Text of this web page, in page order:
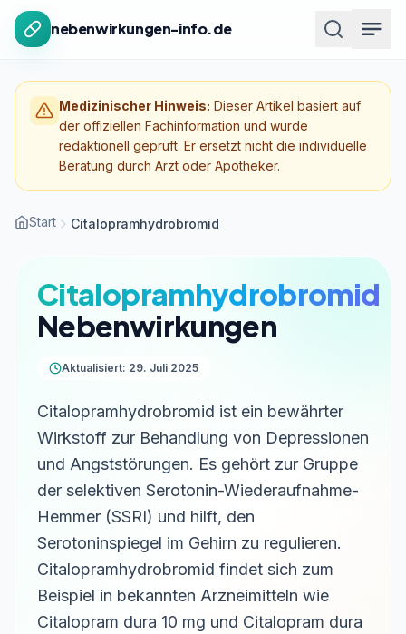
Zum Inhalt springen
nebenwirkungen-info.de
Medizinischer Hinweis: Dieser Artikel basiert auf
der offiziellen Fachinformation und wurde
redaktionell geprüft. Er ersetzt nicht die individuelle
Beratung durch Arzt oder Apotheker.
Start Citalopramhydrobromid
Citalopramhydrobromid
Nebenwirkungen
Aktualisiert: 29. Juli 2025
Citalopramhydrobromid ist ein bewährter
Wirkstoff zur Behandlung von Depressionen
und Angststörungen. Es gehört zur Gruppe
der selektiven Serotonin-Wiederaufnahme-
Hemmer (SSRI) und hilft, den
Serotoninspiegel im Gehirn zu regulieren.
Citalopramhydrobromid findet sich zum
Beispiel in bekannten Arzneimitteln wie
Citalopram dura 10 mg und Citalopram dura